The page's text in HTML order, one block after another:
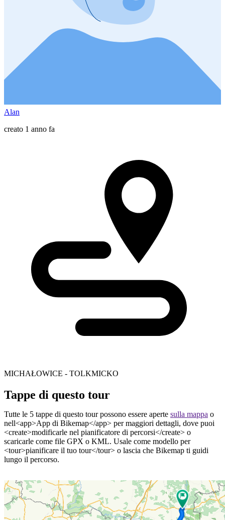
Alan
creato 1 anno fa
MICHAŁOWICE - TOLKMICKO
Tappe di questo tour
Tutte le 5 tappe di questo tour possono essere aperte sulla mappa o
nell<app>App di Bikemap</app> per maggiori dettagli, dove puoi
<create>modificarle nel pianificatore di percorsi</create> o
scaricarle come file GPX o KML. Usale come modello per
<tour>pianificare il tuo tour</tour> o lascia che Bikemap ti guidi
lungo il percorso.